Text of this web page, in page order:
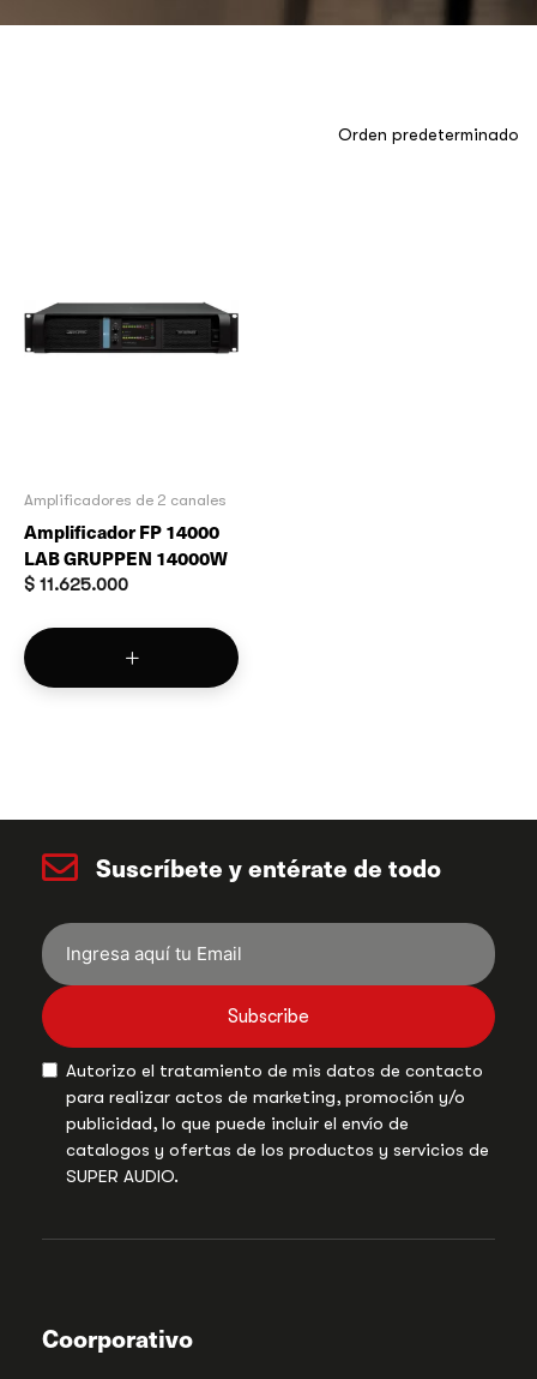
Amplificadores de 2 canales
Amplificador FP 14000
LAB GRUPPEN 14000W
$ 11.625.000
Suscríbete y entérate de todo
Subscribe
Autorizo el tratamiento de mis datos de contacto
para realizar actos de marketing, promoción y/o
publicidad, lo que puede incluir el envío de
catalogos y ofertas de los productos y servicios de
SUPER AUDIO.
Coorporativo